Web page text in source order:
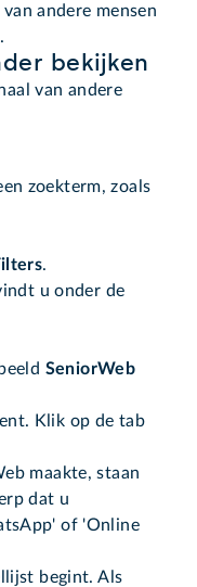
andere mensen
bekijken
van andere
zoekterm, zoals
.
u onder de
SeniorWeb
Klik op de tab
maakte, staan
dat u
of 'Online
begint. Als